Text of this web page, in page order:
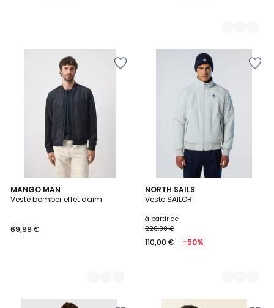
MANGO MAN
Veste bomber effet daim
69,99 €
3
Couleurs
NORTH SAILS
Veste SAILOR
à partir de
220,00 €
110,00 € -50%
5
Couleurs